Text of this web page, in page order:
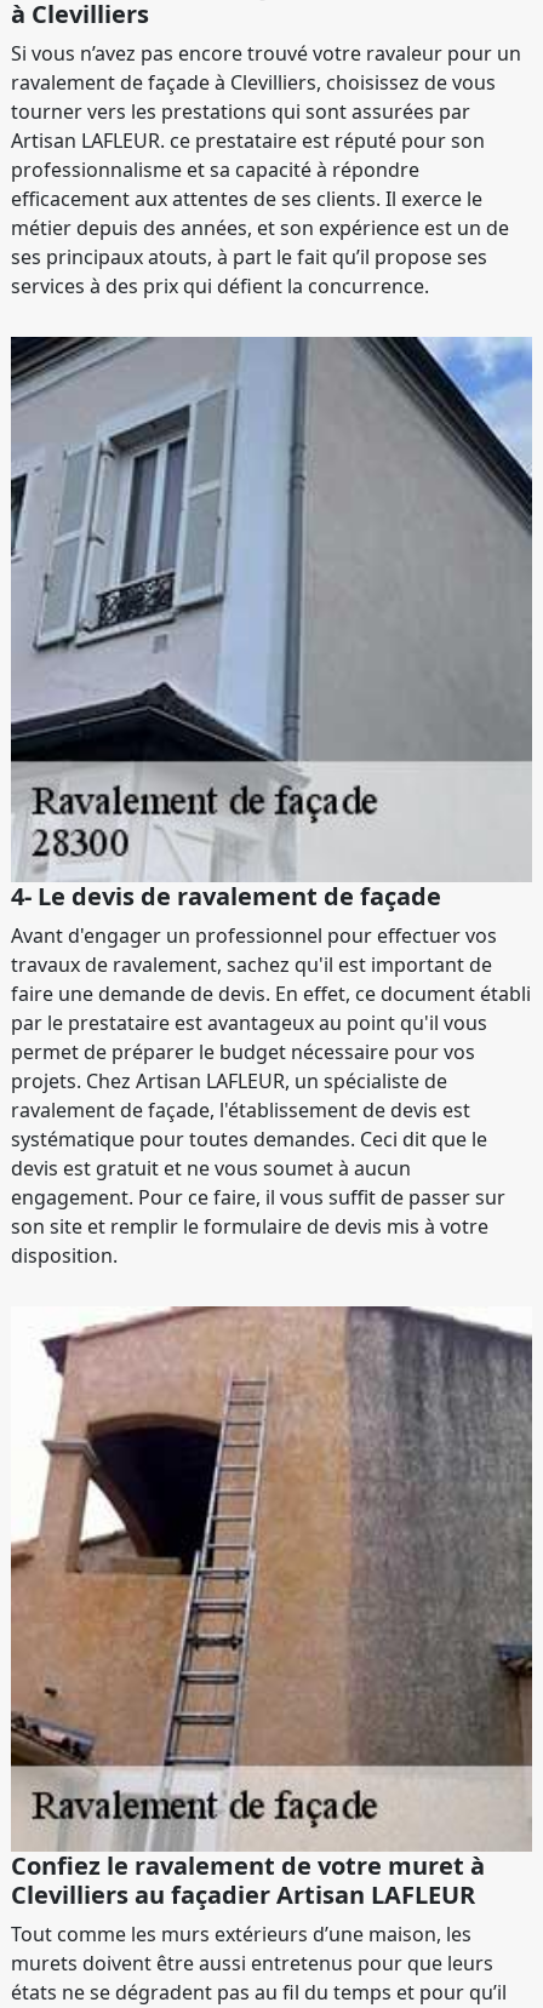
à Clevilliers
Si vous n’avez pas encore trouvé votre ravaleur pour un
ravalement de façade à Clevilliers, choisissez de vous
tourner vers les prestations qui sont assurées par
Artisan LAFLEUR. ce prestataire est réputé pour son
professionnalisme et sa capacité à répondre
efficacement aux attentes de ses clients. Il exerce le
métier depuis des années, et son expérience est un de
ses principaux atouts, à part le fait qu’il propose ses
services à des prix qui défient la concurrence.
4- Le devis de ravalement de façade
Avant d'engager un professionnel pour effectuer vos
travaux de ravalement, sachez qu'il est important de
faire une demande de devis. En effet, ce document établi
par le prestataire est avantageux au point qu'il vous
permet de préparer le budget nécessaire pour vos
projets. Chez Artisan LAFLEUR, un spécialiste de
ravalement de façade, l'établissement de devis est
systématique pour toutes demandes. Ceci dit que le
devis est gratuit et ne vous soumet à aucun
engagement. Pour ce faire, il vous suffit de passer sur
son site et remplir le formulaire de devis mis à votre
disposition.
Confiez le ravalement de votre muret à
Clevilliers au façadier Artisan LAFLEUR
Tout comme les murs extérieurs d’une maison, les
murets doivent être aussi entretenus pour que leurs
états ne se dégradent pas au fil du temps et pour qu’il